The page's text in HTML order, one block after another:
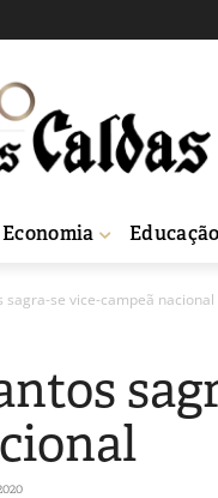
Economia Educação
sagra-se vice-campeã nacional